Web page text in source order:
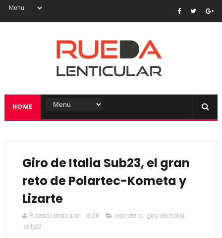
HOME
Giro de Italia Sub23, el gran
reto de Polartec-Kometa y
Lizarte
Rueda Lenticular 8:36 carretera, giro de italia,
sub23